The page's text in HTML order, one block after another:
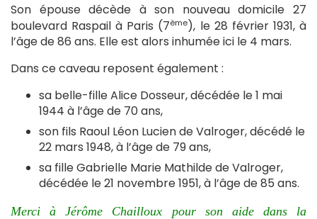
Son épouse décède à son nouveau domicile 27
boulevard Raspail à Paris (7ème), le 28 février 1931, à
l’âge de 86 ans. Elle est alors inhumée ici le 4 mars.
Dans ce caveau reposent également :
sa belle-fille Alice Dosseur, décédée le 1 mai
1944 à l’âge de 70 ans,
son fils Raoul Léon Lucien de Valroger, décédé le
22 mars 1948, à l’âge de 79 ans,
sa fille Gabrielle Marie Mathilde de Valroger,
décédée le 21 novembre 1951, à l’âge de 85 ans.
Merci à Jérôme Chailloux pour son aide dans la